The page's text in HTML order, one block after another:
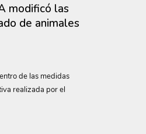
modificó las
de animales
de las medidas
realizada por el